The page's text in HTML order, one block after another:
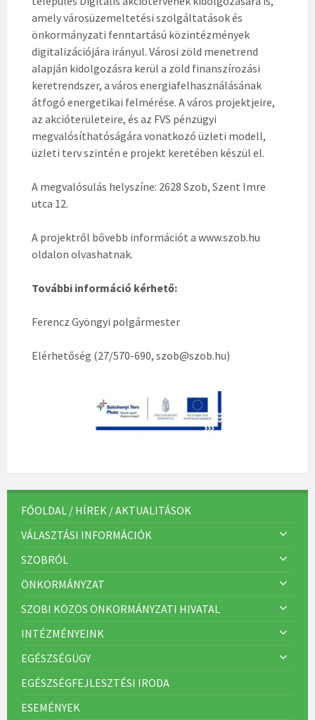
amely városüzemeltetési szolgáltatások és
önkormányzati fenntartású közintézmények
digitalizációjára irányul. Városi zöld menetrend
alapján kidolgozásra kerül a zöld finanszírozási
keretrendszer, a város energiafelhasználásának
átfogó energetikai felmérése. A város projektjeire,
az akcióterületeire, és az FVS pénzügyi
megvalósíthatóságára vonatkozó üzleti modell,
üzleti terv szintén e projekt keretében készül el.
A megvalósulás helyszíne: 2628 Szob, Szent Imre
utca 12.
A projektről bővebb információt a www.szob.hu
oldalon olvashatnak.
További információ kérhető:
Ferencz Gyöngyi polgármester
Elérhetőség (27/570-690, szob@szob.hu)
FŐOLDAL / HÍREK / AKTUALITÁSOK
VÁLASZTÁSI INFORMÁCIÓK
SZOBRÓL
ÖNKORMÁNYZAT
SZOBI KÖZÖS ÖNKORMÁNYZATI HIVATAL
INTÉZMÉNYEINK
EGÉSZSÉGÜGY
EGÉSZSÉGFEJLESZTÉSI IRODA
ESEMÉNYEK